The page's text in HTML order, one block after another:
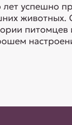
успешно
животных.